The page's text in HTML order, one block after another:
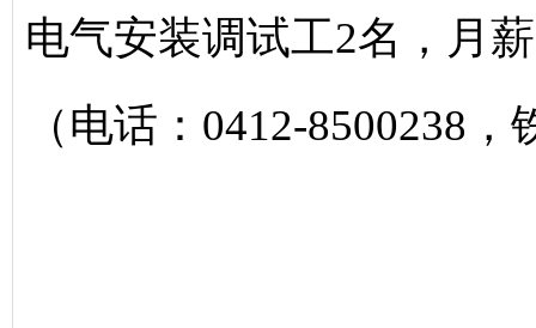
电气安装调试工2名，月
（电话：0412-8500238，